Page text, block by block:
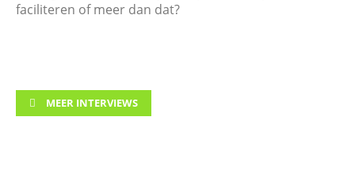
faciliteren of meer dan dat?
MEER INTERVIEWS